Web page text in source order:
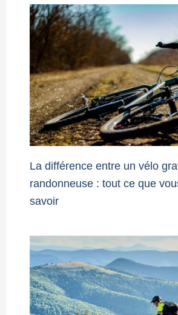
La différence entre un vélo
randonneuse : tout ce que
savoir